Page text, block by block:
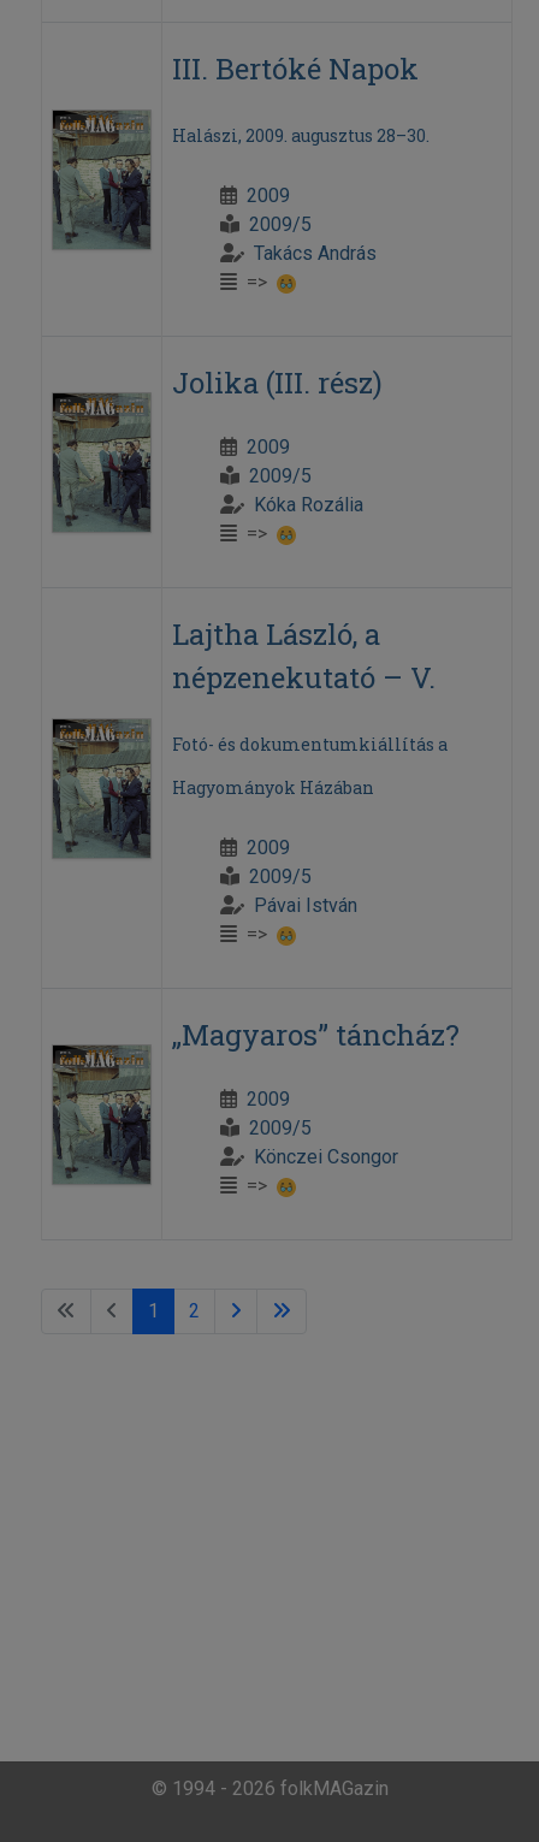
III. Bertóké Napok
Halászi, 2009. augusztus 28–30.
2009
2009/5
Takács András
=>
Jolika (III. rész)
2009
2009/5
Kóka Rozália
=>
Lajtha László, a
népzenekutató – V.
Fotó- és dokumentumkiállítás a
Hagyományok Házában
2009
2009/5
Pávai István
=>
„Magyaros” táncház?
2009
2009/5
Könczei Csongor
=>
1 2
© 1994 - 2026 folkMAGazin